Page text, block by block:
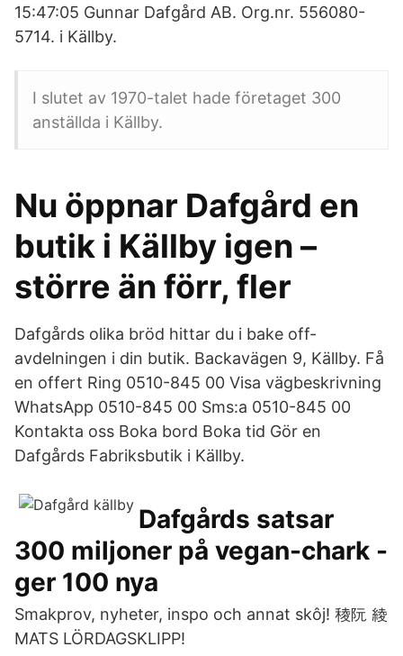
15:47:05 Gunnar Dafgård AB. Org.nr. 556080-
5714. i Källby.
I slutet av 1970-talet hade företaget 300
anställda i Källby.
Nu öppnar Dafgård en
butik i Källby igen –
större än förr, fler
Dafgårds olika bröd hittar du i bake off-
avdelningen i din butik. Backavägen 9, Källby. Få
en offert Ring 0510-845 00 Visa vägbeskrivning
WhatsApp 0510-845 00 Sms:a 0510-845 00
Kontakta oss Boka bord Boka tid Gör en
Dafgårds Fabriksbutik i Källby.
Dafgårds satsar
300 miljoner på vegan-chark -
ger 100 nya
Smakprov, nyheter, inspo och annat skôj! 稜阮 綾
MATS LÖRDAGSKLIPP!